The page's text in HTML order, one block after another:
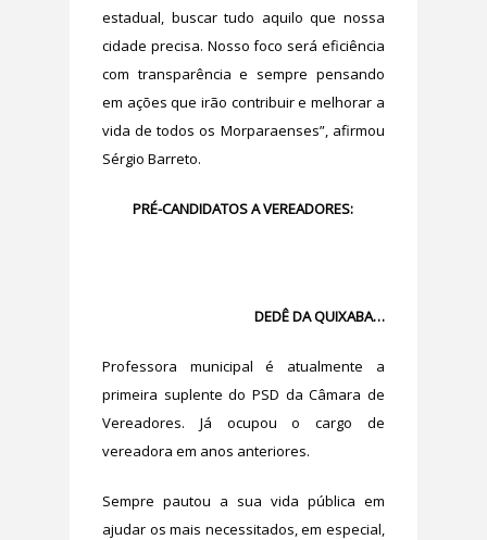
estadual, buscar tudo aquilo que nossa
cidade precisa. Nosso foco será eficiência
com transparência e sempre pensando
em ações que irão contribuir e melhorar a
vida de todos os Morparaenses”, afirmou
Sérgio Barreto.
PRÉ-CANDIDATOS A VEREADORES:
DEDÊ DA QUIXABA…
Professora municipal é atualmente a
primeira suplente do PSD da Câmara de
Vereadores. Já ocupou o cargo de
vereadora em anos anteriores.
Sempre pautou a sua vida pública em
ajudar os mais necessitados, em especial,